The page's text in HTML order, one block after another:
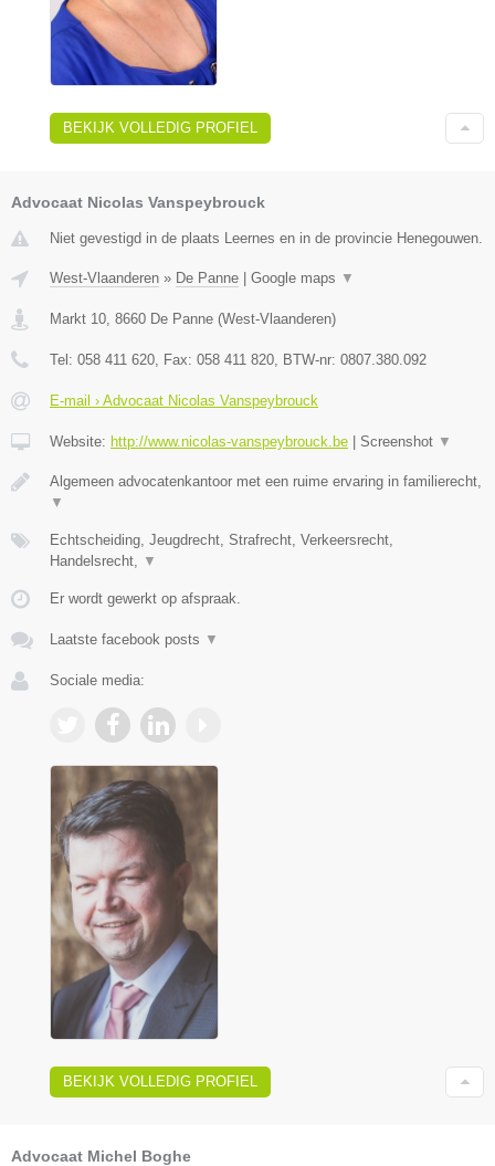
BEKIJK VOLLEDIG PROFIEL
Advocaat Nicolas Vanspeybrouck
Niet gevestigd in de plaats Leernes en in de provincie Henegouwen.
West-Vlaanderen » De Panne Google maps ▼
Markt 10 8660 De Panne (West-Vlaanderen)
Tel: 058 411 620 , Fax: 058 411 820 , BTW-nr: 0807.380.092
E-mail › Advocaat Nicolas Vanspeybrouck
Website: http://www.nicolas-vanspeybrouck.be Screenshot ▼
Algemeen advocatenkantoor met een ruime ervaring in familierecht,
▼
Echtscheiding, Jeugdrecht, Strafrecht, Verkeersrecht,
Handelsrecht,
▼
Er wordt gewerkt op afspraak.
Laatste facebook posts ▼
Sociale media:
BEKIJK VOLLEDIG PROFIEL
Advocaat Michel Boghe